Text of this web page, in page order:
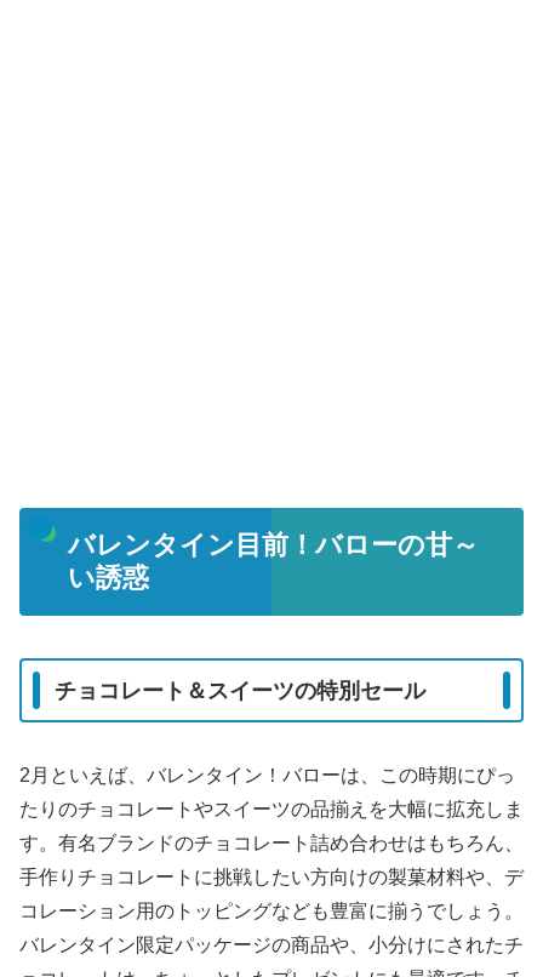
バレンタイン目前！バローの甘～
い誘惑
チョコレート＆スイーツの特別セール
2月といえば、バレンタイン！バローは、この時期にぴっ
たりのチョコレートやスイーツの品揃えを大幅に拡充しま
す。有名ブランドのチョコレート詰め合わせはもちろん、
手作りチョコレートに挑戦したい方向けの製菓材料や、デ
コレーション用のトッピングなども豊富に揃うでしょう。
バレンタイン限定パッケージの商品や、小分けにされたチ